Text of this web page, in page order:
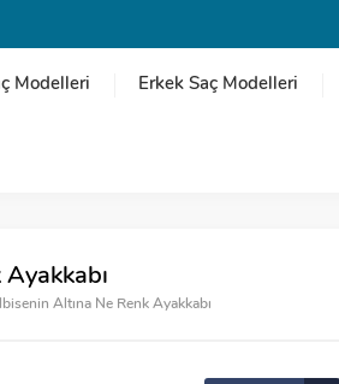
Modelleri Erkek Saç Modelleri
Altına Ne Renk Ayakkabı